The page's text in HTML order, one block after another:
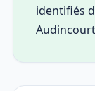
identifiés